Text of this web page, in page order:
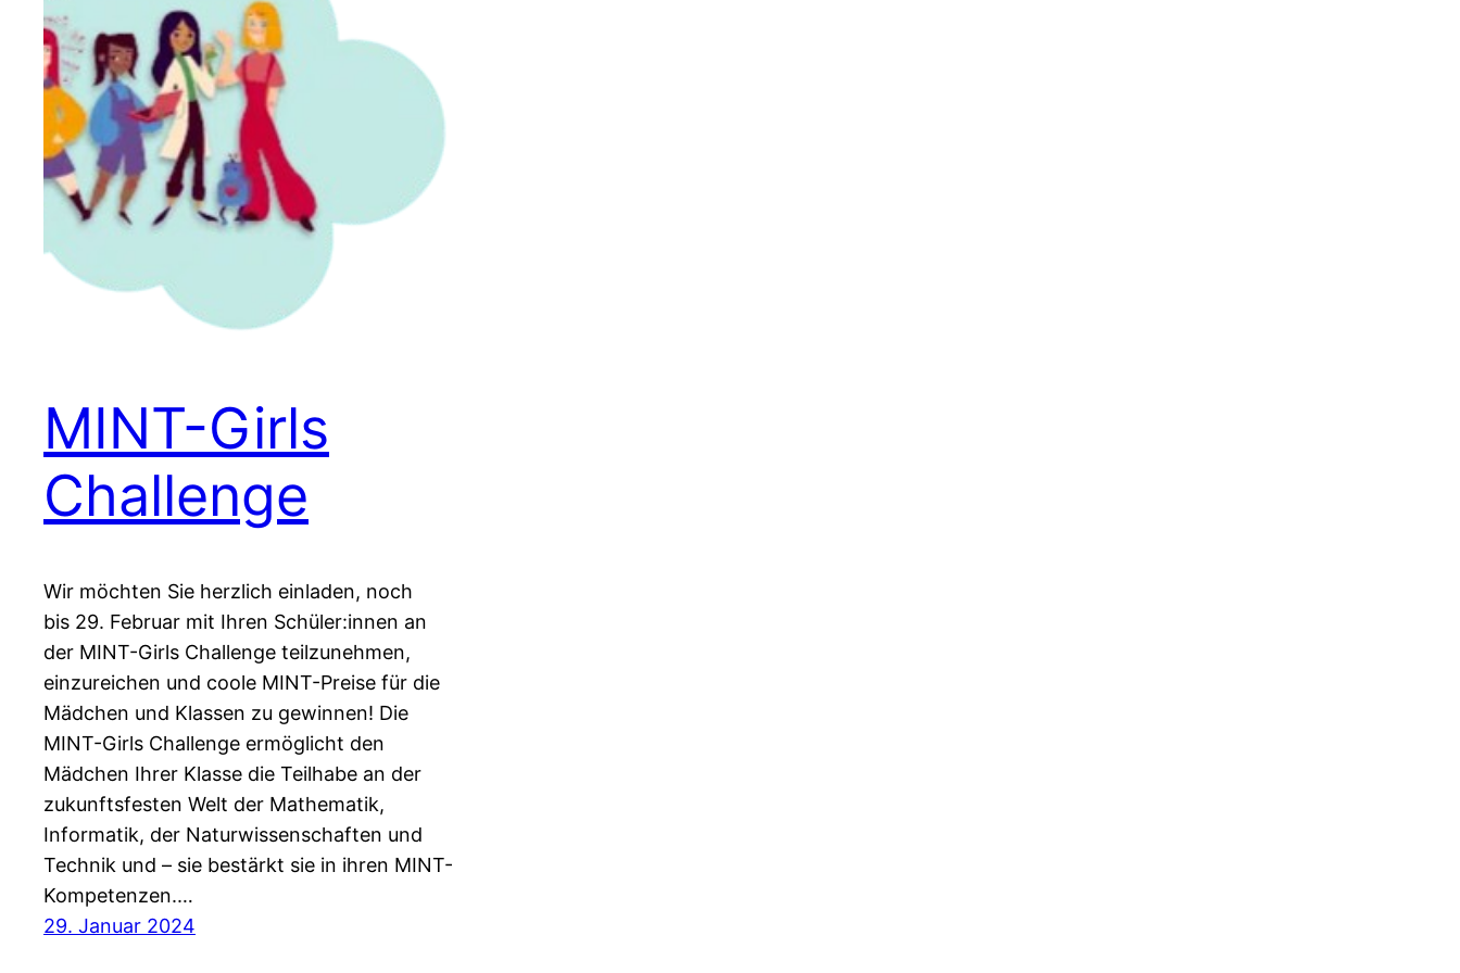
MINT-Girls
Challenge
Wir möchten Sie herzlich einladen, noch
bis 29. Februar mit Ihren Schüler:innen an
der MINT-Girls Challenge teilzunehmen,
einzureichen und coole MINT-Preise für die
Mädchen und Klassen zu gewinnen! Die
MINT-Girls Challenge ermöglicht den
Mädchen Ihrer Klasse die Teilhabe an der
zukunftsfesten Welt der Mathematik,
Informatik, der Naturwissenschaften und
Technik und – sie bestärkt sie in ihren MINT-
Kompetenzen.…
29. Januar 2024